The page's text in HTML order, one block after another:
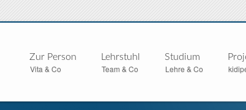
Zur Person
Vita & Co
Lehrstuhl
Team & Co
Studium
Lehre & Co